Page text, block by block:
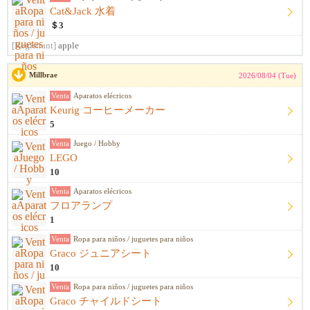
Cat&Jack 水着
＄3
[Registrant] apple
Millbrae 2026/08/04 (Tue)
Venta Aparatos elécricos
Keurig コーヒーメーカー
5
Venta Juego / Hobby
LEGO
10
Venta Aparatos elécricos
フロアランプ
1
Venta Ropa para niños / juguetes para niños
Graco ジュニアシート
10
Venta Ropa para niños / juguetes para niños
Graco チャイルドシート